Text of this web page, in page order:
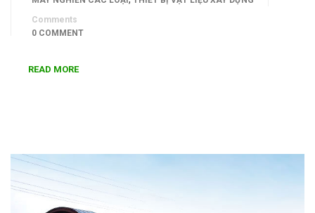
Comments
0 COMMENT
READ MORE